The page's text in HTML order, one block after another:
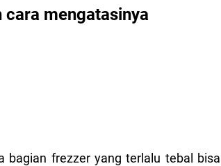
mengatasinya
bagian frezzer yang terlalu tebal bisa